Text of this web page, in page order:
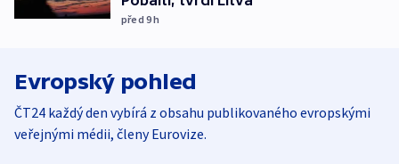
před 9h
Evropský pohled
ČT24 každý den vybírá z obsahu publikovaného evropskými
veřejnými médii, členy Eurovize.